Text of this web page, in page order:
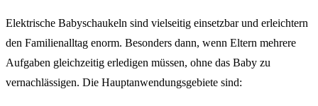
Elektrische Babyschaukeln sind vielseitig einsetzbar und erleichtern
den Familienalltag enorm. Besonders dann, wenn Eltern mehrere
Aufgaben gleichzeitig erledigen müssen, ohne das Baby zu
vernachlässigen. Die Hauptanwendungsgebiete sind: